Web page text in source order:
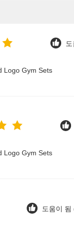
Logo Gym Sets
Logo Gym Sets
도움이 됨